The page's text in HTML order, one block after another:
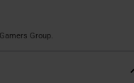
Group.